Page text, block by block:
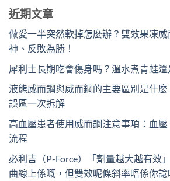
近期文章
做愛一半突然軟掉怎麼辦？雙效果凍威
神、反敗為勝！
犀利士長期吃會傷身嗎？溫水煮青蛙還
液態威而鋼與威而鋼的主要區別是什
誤區一次拆解
高血壓患者使用威而鋼注意事項：血
流程
必利吉（P-Force）「劑量越大越有效
曲線上係嘅，但雙效呢條斜率唔係你